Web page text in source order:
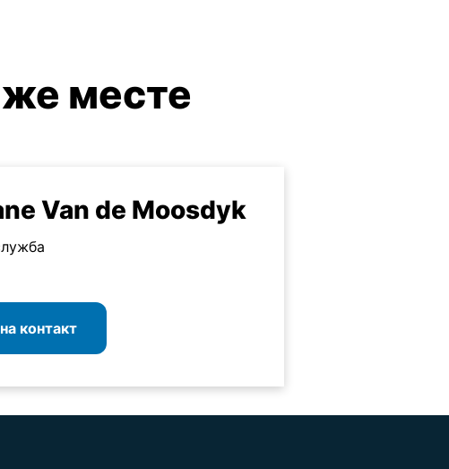
месте
Van de Moosdyk
контакт